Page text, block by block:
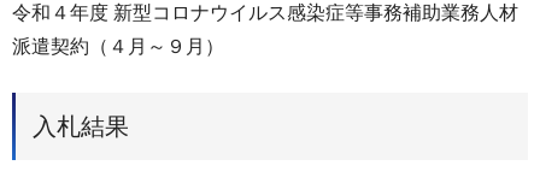
令和４年度 新型コロナウイルス感染症等事務補助業務人材
派遣契約（４月～９月）
入札結果